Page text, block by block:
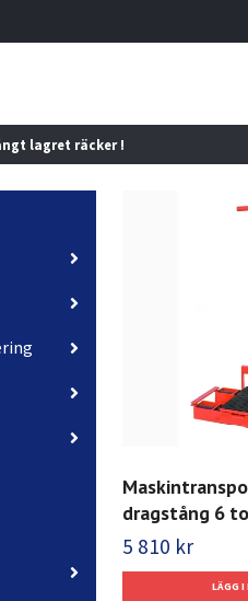
lagret räcker !
dragstång 6
5 810 kr